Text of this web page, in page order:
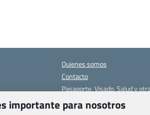
Quienes somos
Contacto
Pasaporte, Visado, Salud y
Blog de Viajes.com
importante para nosotros